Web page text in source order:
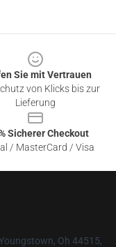
Sie mit Vertrauen
von Klicks bis zur
Lieferung
Sicherer Checkout
/ MasterCard / Visa
Oh 44515,